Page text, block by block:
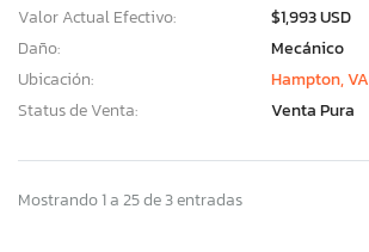
Valor Actual Efectivo:
$1,993 USD
Daño:
Mecánico
Ubicación:
Hampton, VA
Status de Venta:
Venta Pura
Mostrando 1 a 25 de 3 entradas